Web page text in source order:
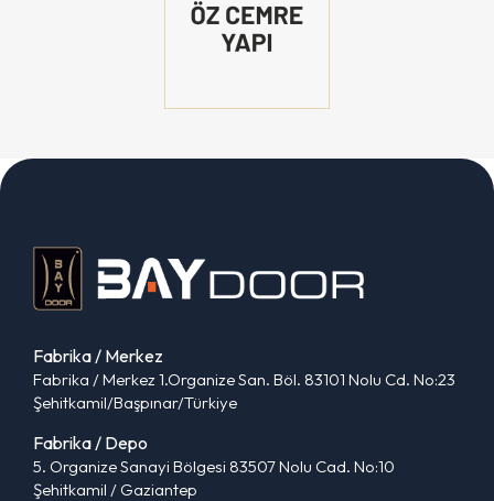
Fabrika / Merkez
Fabrika / Merkez 1.Organize San. Böl. 83101 Nolu Cd. No:23
Şehitkamil/Başpınar/Türkiye
Fabrika / Depo
5. Organize Sanayi Bölgesi 83507 Nolu Cad. No:10
Şehitkamil / Gaziantep